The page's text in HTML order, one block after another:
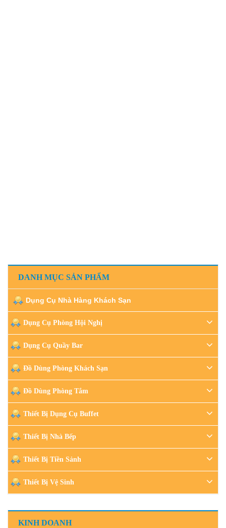
DANH MỤC SẢN PHẨM
Dụng Cụ Nhà Hàng Khách Sạn
Dụng Cụ Phòng Hội Nghị
Dụng Cụ Quầy Bar
Đồ Dùng Phòng Khách Sạn
Đồ Dùng Phòng Tắm
Thiết Bị Dụng Cụ Buffet
Thiết Bị Nhà Bếp
Thiết Bị Tiền Sảnh
Thiết Bị Vệ Sinh
KINH DOANH